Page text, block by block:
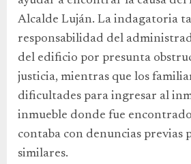
Alcalde Luján. La indagatoria
responsabilidad del
del edificio por presunta
justicia, mientras que los
dificultades para ingresar al
inmueble donde fue
contaba con denuncias previas
similares.